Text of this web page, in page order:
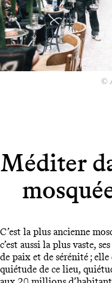
©
Méditer
C’est la plus ancienne
c’est aussi la plus vaste,
de paix et de sérénité ;
quiétude de ce lieu,